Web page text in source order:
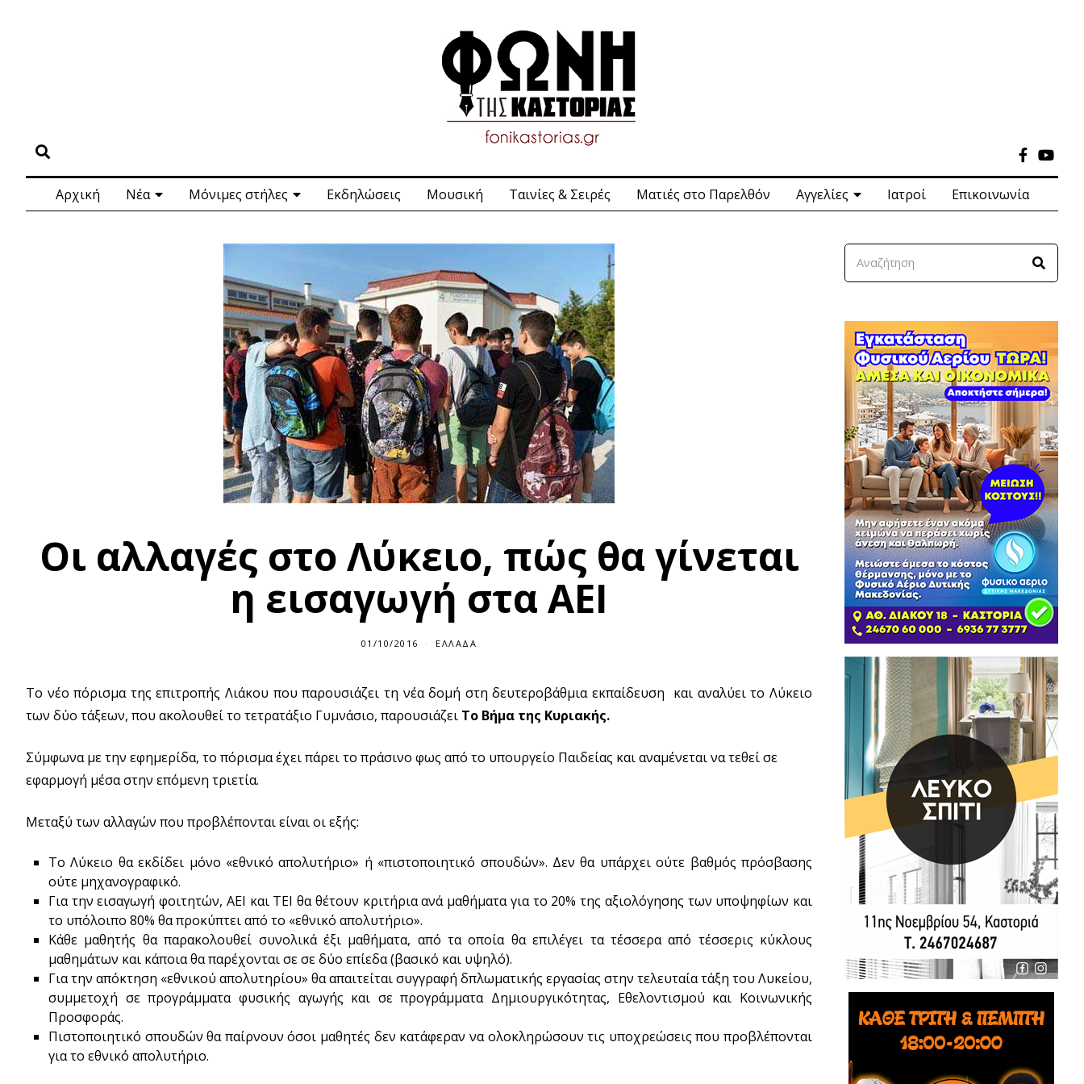
Αρχική Νέα Μόνιμες στήλες Εκδηλώσεις Μουσική Ταινίες & Σειρές Ματιές στο Παρελθόν Αγγελίες Ιατροί Επικοινωνία
Οι αλλαγές στο Λύκειο, πώς θα γίνεται
η εισαγωγή στα ΑΕΙ
01/10/2016 ΕΛΛΆΔΑ
Το νέο πόρισμα της επιτροπής Λιάκου που παρουσιάζει τη νέα δομή στη δευτεροβάθμια εκπαίδευση και αναλύει το Λύκειο
των δύο τάξεων, που ακολουθεί το τετρατάξιο Γυμνάσιο, παρουσιάζει Το Βήμα της Κυριακής.
Σύμφωνα με την εφημερίδα, το πόρισμα έχει πάρει το πράσινο φως από το υπουργείο Παιδείας και αναμένεται να τεθεί σε
εφαρμογή μέσα στην επόμενη τριετία.
Μεταξύ των αλλαγών που προβλέπονται είναι οι εξής:
Το Λύκειο θα εκδίδει μόνο «εθνικό απολυτήριο» ή «πιστοποιητικό σπουδών». Δεν θα υπάρχει ούτε βαθμός πρόσβασης
ούτε μηχανογραφικό.
Για την εισαγωγή φοιτητών, ΑΕΙ και ΤΕΙ θα θέτουν κριτήρια ανά μαθήματα για το 20% της αξιολόγησης των υποψηφίων και
το υπόλοιπο 80% θα προκύπτει από το «εθνικό απολυτήριο».
Κάθε μαθητής θα παρακολουθεί συνολικά έξι μαθήματα, από τα οποία θα επιλέγει τα τέσσερα από τέσσερις κύκλους
μαθημάτων και κάποια θα παρέχονται σε σε δύο επίεδα (βασικό και υψηλό).
Για την απόκτηση «εθνικού απολυτηρίου» θα απαιτείται συγγραφή δπλωματικής εργασίας στην τελευταία τάξη του Λυκείου,
συμμετοχή σε προγράμματα φυσικής αγωγής και σε προγράμματα Δημιουργικότητας, Εθελοντισμού και Κοινωνικής
Προσφοράς.
Πιστοποιητικό σπουδών θα παίρνουν όσοι μαθητές δεν κατάφεραν να ολοκληρώσουν τις υποχρεώσεις που προβλέπονται
για το εθνικό απολυτήριο.